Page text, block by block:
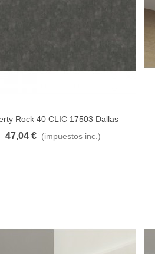
al carrito A lista de deseos
Rock 40 CLIC 17503 Dallas
47,04 € (impuestos inc.)